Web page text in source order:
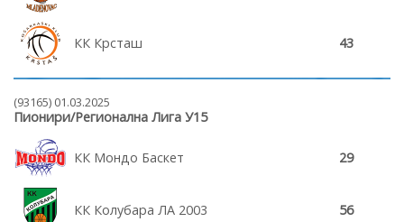
КК Крсташ 43
(93165) 01.03.2025
Пионири/Регионална Лига У15
КК Мондо Баскет 29
КК Колубара ЛА 2003 56